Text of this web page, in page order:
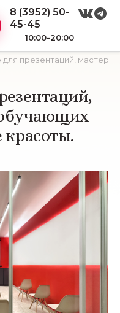
8 (3952) 50-
45-45
10:00-20:00
презентаций,
обучающих
красоты.